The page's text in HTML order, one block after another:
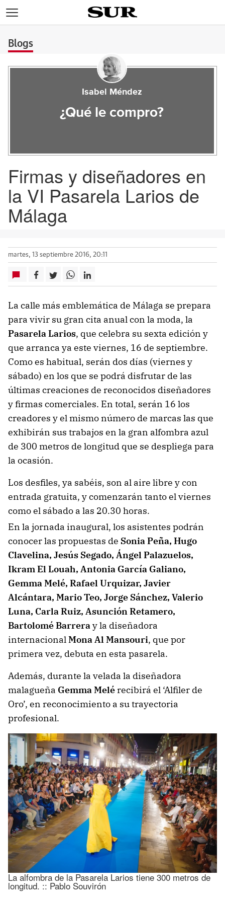
Blogs
Isabel Méndez
¿Qué le compro?
Firmas y diseñadores en
la VI Pasarela Larios de
Málaga
martes, 13 septiembre 2016, 20:11
La calle más emblemática de Málaga se prepara
para vivir su gran cita anual con la moda, la
Pasarela Larios, que celebra su sexta edición y
que arranca ya este viernes, 16 de septiembre.
Como es habitual, serán dos días (viernes y
sábado) en los que se podrá disfrutar de las
últimas creaciones de reconocidos diseñadores
y firmas comerciales. En total, serán 16 los
creadores y el mismo número de marcas las que
exhibirán sus trabajos en la gran alfombra azul
de 300 metros de longitud que se despliega para
la ocasión.
Los desfiles, ya sabéis, son al aire libre y con
entrada gratuita, y comenzarán tanto el viernes
como el sábado a las 20.30 horas.
En la jornada inaugural, los asistentes podrán
conocer las propuestas de Sonia Peña, Hugo
Clavelina, Jesús Segado, Ángel Palazuelos,
Ikram El Louah, Antonia García Galiano,
Gemma Melé, Rafael Urquizar, Javier
Alcántara, Mario Teo, Jorge Sánchez, Valerio
Luna, Carla Ruiz, Asunción Retamero,
Bartolomé Barreray la diseñadora
internacionalMona Al Mansouri, que por
primera vez, debuta en esta pasarela.
Además, durante la velada la diseñadora
malagueña Gemma Melérecibirá el ‘Alfiler de
Oro’, en reconocimiento a su trayectoria
profesional.
La alfombra de la Pasarela Larios tiene 300 metros de
longitud. :: Pablo Souvirón